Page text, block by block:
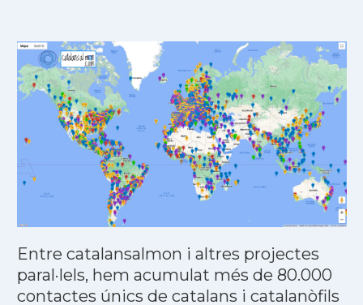
Entre catalansalmon i altres projectes
paral·lels, hem acumulat més de 80.000
contactes únics de catalans i catalanòfils